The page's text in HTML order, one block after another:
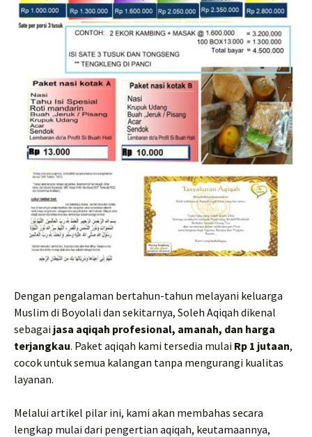
Dengan pengalaman bertahun-tahun melayani keluarga
Muslim di Boyolali dan sekitarnya, Soleh Aqiqah dikenal
sebagai jasa aqiqah profesional, amanah, dan harga
terjangkau. Paket aqiqah kami tersedia mulai Rp 1 jutaan,
cocok untuk semua kalangan tanpa mengurangi kualitas
layanan.
Melalui artikel pilar ini, kami akan membahas secara
lengkap mulai dari pengertian aqiqah, keutamaannya,